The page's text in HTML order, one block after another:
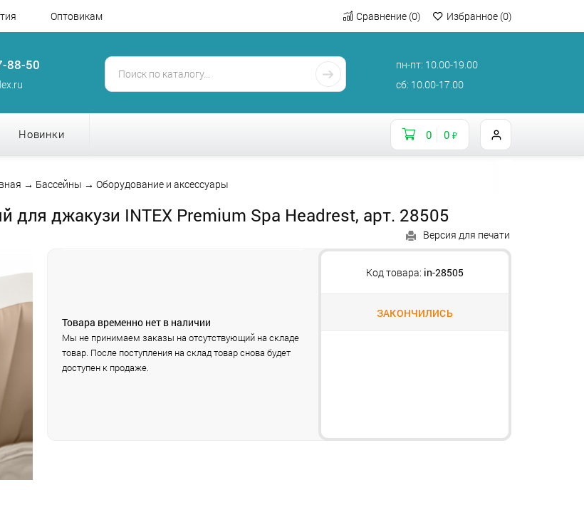
Оптовикам Сравнение (0) Избранное (0)
88-50
пн-пт: 10.00-19.00
сб: 10.00-17.00
Новинки 0 0 ₽
→ Бассейны → Оборудование и аксессуары
для джакузи INTEX Premium Spa Headrest, арт. 28505
Версия для печати
Код товара: in-28505
ЗАКОНЧИЛИСЬ
Товара временно нет в наличии
Мы не принимаем заказы на отсутствующий на складе
товар. После поступления на склад товар снова будет
доступен к продаже.